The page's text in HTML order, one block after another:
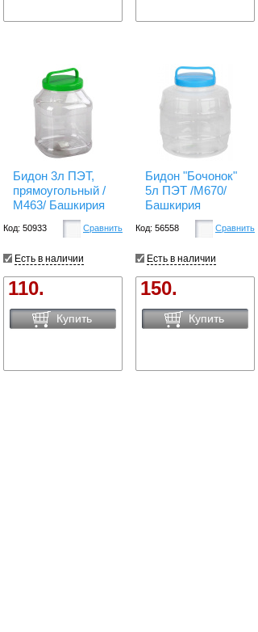
Бидон 3л ПЭТ,
прямоугольный /
М463/ Башкирия
Код: 50933 Сравнить
Есть в наличии
110.
Купить
Бидон "Бочонок"
5л ПЭТ /М670/
Башкирия
Код: 56558 Сравнить
Есть в наличии
150.
Купить